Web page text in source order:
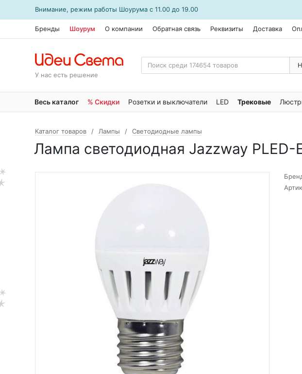
Внимание, режим работы Шоурума с 11.00 до 19.00
Бренды Шоурум О компании Обратная связь Реквизиты Доставка
У нас есть решение
Весь каталог % Скидки Розетки и выключатели LED Трековые
Каталог товаров Лампы Светодиодные лампы
Лампа светодиодная Jazzway